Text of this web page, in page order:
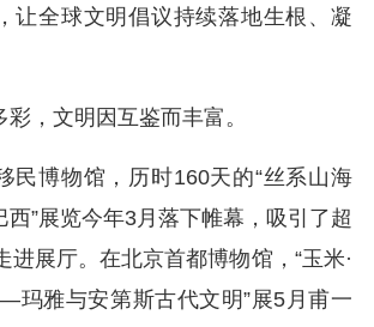
让全球文明倡议持续落地生根、凝
，文明因互鉴而丰富。
民博物馆，历时160天的“丝系山海
”展览今年3月落下帷幕，吸引了超
进展厅。在北京首都博物馆，“玉米·
玛雅与安第斯古代文明”展5月甫一